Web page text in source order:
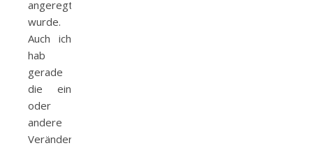
angeregt
wurde.
Auch ich
hab
gerade
die ein
oder
andere
Veränderung